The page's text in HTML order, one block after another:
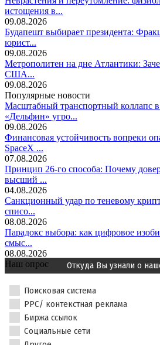
истощения в...
09.08.2026
Будапешт выбирает президента:
юрист...
09.08.2026
Метрополитен на дне Атлантики:
США...
09.08.2026
Популярные новости
Масштабный транспортный коллапс
«Дельфин» угро...
09.08.2026
Финансовая устойчивость вопреки
SpaceX ...
07.08.2026
Принцип 26-го способа: Почему
высший ...
04.08.2026
Санкционный удар по теневому
списо...
08.08.2026
Парадокс выбора: как цифровое
смыс...
08.08.2026
Наш опрос
Откуда Вы узнали о
Поисковая система
PPC/ контекстная реклама
Биржа ссылок
Социальные сети